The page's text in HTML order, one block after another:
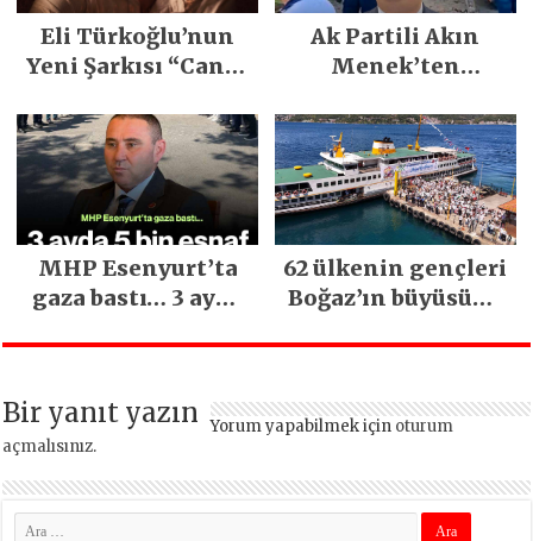
Eli Türkoğlu’nun
Yeni Şarkısı “Canın
İlgi Gördü!..
Ak Partili Akın
Menek’ten
heyelan sonrası
kritik uyarı
MHP Esenyurt’ta
gaza bastı… 3 ayda
edildi
62 ülkenin gençleri
Boğaz’ın büyüsüne
Bir yanıt yazın Yorum yapabilmek için oturum
açmalısınız.